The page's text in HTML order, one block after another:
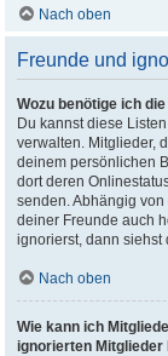
Nach oben
Freunde und
Wozu benötige ich
Du kannst diese
verwalten. Mitglieder,
deinem persönlichen
dort deren
senden. Abhängig
deiner Freunde auch
ignorierst, dann siehst
Nach oben
Wie kann ich
ignorierten Mitglieder